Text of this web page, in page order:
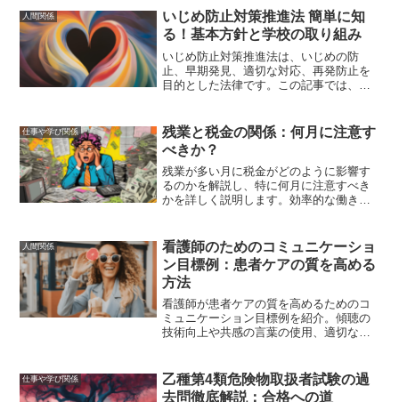
人間関係
いじめ防止対策推進法 簡単に知
る！基本方針と学校の取り組み
いじめ防止対策推進法は、いじめの防
止、早期発見、適切な対応、再発防止を
目的とした法律です。この記事では、基
す。
仕事や学び関係
残業と税金の関係：何月に注意す
べきか？
残業が多い月に税金がどのように影響す
るのかを解説し、特に何月に注意すべき
かを詳しく説明します。効率的な働き方
体的な方法を紹介します。
人間関係
看護師のためのコミュニケーショ
ン目標例：患者ケアの質を高める
方法
看護師が患者ケアの質を高めるためのコ
ミュニケーション目標例を紹介。傾聴の
技術向上や共感の言葉の使用、適切な質
ダーシップの発揮、自己成長のための目
標設定など、具体的な方法を解説しま
仕事や学び関係
乙種第4類危険物取扱者試験の過
去問徹底解説：合格への道